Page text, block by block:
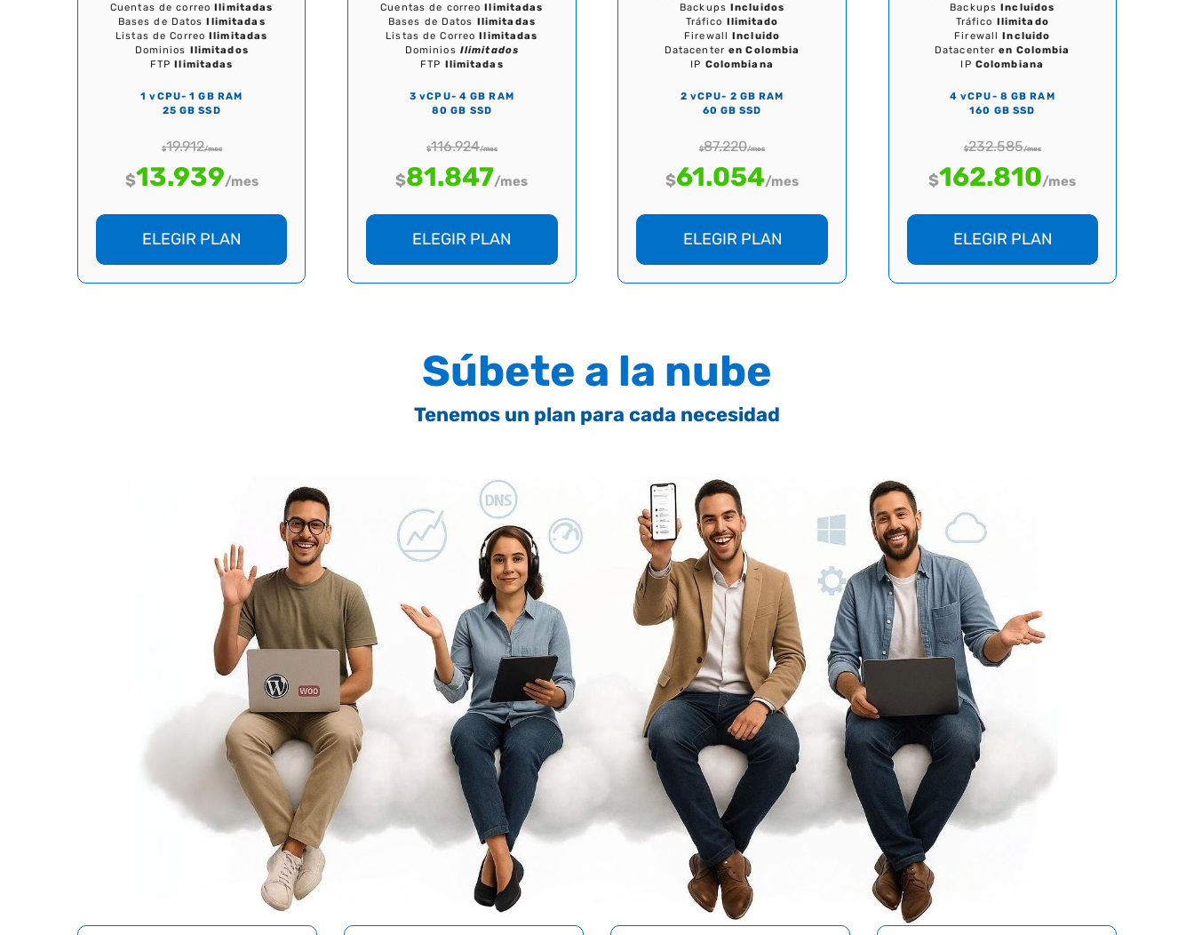
Cuentas de correoIlimitadas
Bases de DatosIlimitadas
Listas de CorreoIlimitadas
Dominios Ilimitados
FTPIlimitadas
1 vCPU- 1 GB RAM
25 GB SSD
$19.912/mes
$13.939/mes
ELEGIR PLAN
Cuentas de correoIlimitadas
Bases de Datos Ilimitadas
Listas de CorreoIlimitadas
Dominios Ilimitados
FTP Ilimitadas
3 vCPU- 4 GB RAM
80 GB SSD
$116.924/mes
$81.847/mes
ELEGIR PLAN
Backups Incluidos
Tráfico Ilimitado
FirewallIncluido
Datacenteren Colombia
IP Colombiana
2 vCPU- 2 GB RAM
60 GB SSD
$87.220/mes
$61.054/mes
ELEGIR PLAN
BackupsIncluidos
Tráfico Ilimitado
FirewallIncluido
Datacenteren Colombia
IP Colombiana
4 vCPU- 8 GB RAM
160 GB SSD
$232.585/mes
$162.810/mes
ELEGIR PLAN
Súbete a la nube
Tenemos un plan para cada necesidad